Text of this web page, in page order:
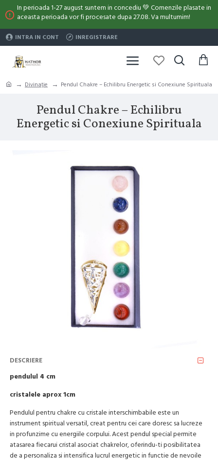
In perioada 1-27 august suntem in concediu 💚 Comenzile plasate in
aceasta perioada vor fi procesate dupa 27.08. Va multumim!
INTRA IN CONT INREGISTRARE
Divinație Pendul Chakre – Echilibru Energetic si Conexiune Spirituala
Pendul Chakre – Echilibru
Energetic si Conexiune Spirituala
DESCRIERE
pendulul 4 cm
cristalele aprox 1cm
Pendulul pentru chakre cu cristale interschimbabile este un
instrument spiritual versatil, creat pentru cei care doresc sa lucreze
in profunzime cu energiile corpului. Acest pendul special permite
atasarea fiecarui cristal asociat chakrelor, oferindu-ti posibilitatea
de a personaliza si intensifica lucrul energetic in functie de nevoile